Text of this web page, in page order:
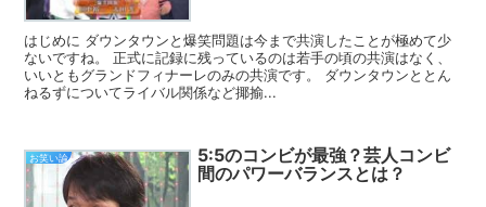
はじめに ダウンタウンと爆笑問題は今まで共演したことが極めて少
ないですね。 正式に記録に残っているのは若手の頃の共演はなく、
いいともグランドフィナーレのみの共演です。 ダウンタウンととん
ねるずについてライバル関係など揶揄...
お笑い論
5:5のコンビが最強？芸人コンビ
間のパワーバランスとは？